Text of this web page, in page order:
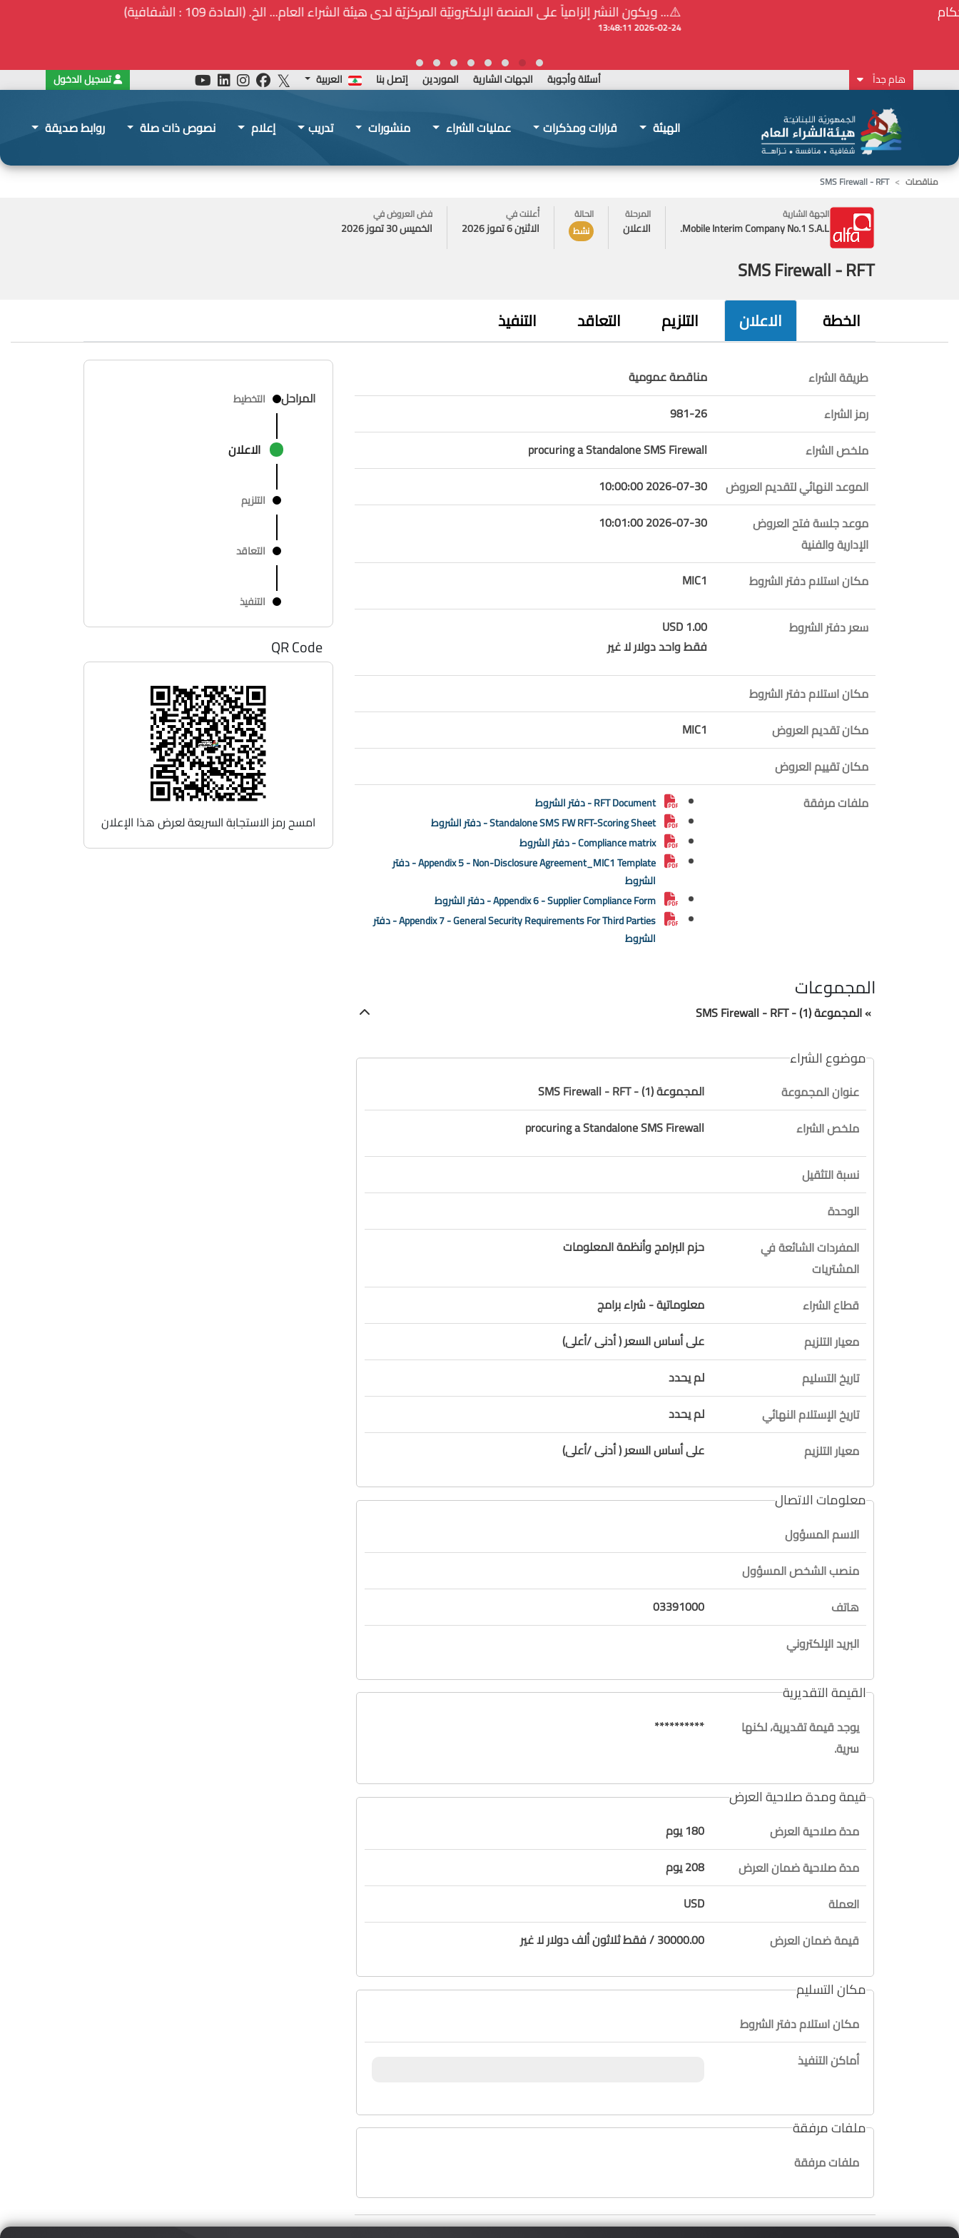
⚠️... ويكون النشر إلزامياً على المنصة الإلكترونيّة المركزيّة لدى هيئة الشراء العام... الخ. (المادة 109 : الشفافية)
هام جداً أسئلة وأجوبة الجهات الشارية الموردين إتصل بنا العربية تسجيل الدخول
الهيئة قرارات ومذكرات عمليات الشراء منشورات تدريب إعلام نصوص ذات صلة روابط صديقة
مناقصات
SMS Firewall - RFT
الجهة الشارية
Mobile Interim Company No.1 S.A.L.
المرحلة
الاعلان
الحالة
نشط
أُعلنت في
الاثنين 6 تموز 2026
فض العروض في
الخميس 30 تموز 2026
SMS Firewall - RFT
الخطة الاعلان التلزيم التعاقد التنفيذ
طريقة الشراء
مناقصة عمومية
رمز الشراء
981-26
ملخص الشراء
procuring a Standalone SMS Firewall
الموعد النهائي لتقديم العروض
2026-07-30 10:00:00
موعد جلسة فتح العروض
الإدارية والفنية
2026-07-30 10:01:00
مكان استلام دفتر الشروط MIC1
سعر دفتر الشروط
1.00 USD
فقط واحد دولار لا غير
مكان استلام دفتر الشروط
مكان تقديم العروض
MIC1
مكان تقييم العروض
ملفات مرفقة
RFT Document - دفتر الشروط
Standalone SMS FW RFT-Scoring Sheet - دفتر الشروط
Compliance matrix - دفتر الشروط
Appendix 5 - Non-Disclosure Agreement_MIC1 Template - دفتر
الشروط
Appendix 6 - Supplier Compliance Form - دفتر الشروط
Appendix 7 - General Security Requirements For Third Parties - دفتر
الشروط
المجموعات
» المجموعة (1) - SMS Firewall - RFT
موضوع الشراء
عنوان المجموعة
المجموعة (1) - SMS Firewall - RFT
ملخص الشراء
procuring aStandalone SMS Firewall
نسبة التثقيل
الوحدة
المفردات الشائعة في
المشتريات
حزم البرامج وأنظمة المعلومات
قطاع الشراء
معلوماتية - شراء برامج
معيار التلزيم
على أساس السعر ( أدنى /أعلى)
تاريخ التسليم
لم يحدد
تاريخ الإستلام النهائي
لم يحدد
معيار التلزيم
على أساس السعر ( أدنى /أعلى)
معلومات الاتصال
الاسم المسؤول
منصب الشخص المسؤول
هاتف
03391000
البريد الإلكتروني
القيمة التقديرية
يوجد قيمة تقديرية، لكنها
سرية.
**********
قيمة ومدة صلاحية العرض
مدة صلاحية العرض
180 يوم
مدة صلاحية ضمان العرض
208 يوم
العملة
USD
قيمة ضمان العرض
30000.00 / فقط ثلاثون ألف دولار لا غير
مكان التسليم
مكان استلام دفتر الشروط
أماكن التنفيذ
ملفات مرفقة
ملفات مرفقة
المراحل التخطيط
الاعلان
التلزيم
التعاقد
التنفيذ
QR Code
امسح رمز الاستجابة السريعة لعرض هذا الإعلان